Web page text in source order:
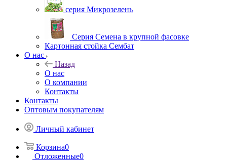
серия Микрозелень
Серия Семена в крупной фасовке
Картонная стойка Сембат
О нас
Назад
О нас
О компании
Контакты
Контакты
Оптовым покупателям
Личный кабинет
Корзина0
Отложенные0